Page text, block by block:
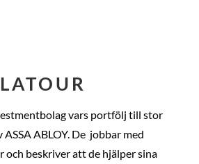
LATOUR
vars portfölj till stor
ABLOY. De jobbar med
och beskriver att de hjälper sina